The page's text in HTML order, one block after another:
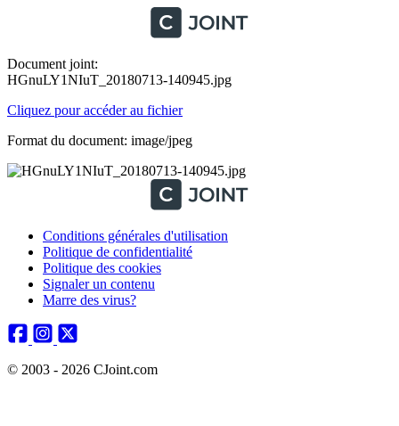
Document joint:
HGnuLY1NIuT_20180713-140945.jpg
Cliquez pour accéder au fichier
Format du document: image/jpeg
Conditions générales d'utilisation
Politique de confidentialité
Politique des cookies
Signaler un contenu
Marre des virus?
© 2003 - 2026 CJoint.com